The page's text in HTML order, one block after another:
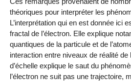
théoriques pour interpréter les
L’interprétation qui en est donnée ici
fractal de l’électron. Elle explique
quantiques de la particule et de
interaction entre niveaux de réalité
d’échelle explique le saut du
l’électron ne suit pas une trajectoire,